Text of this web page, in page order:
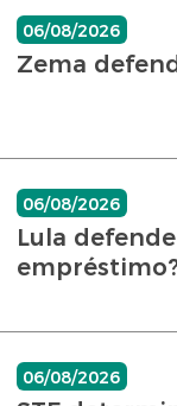
06/08/2026
Zema
06/08/2026
Lula
06/08/2026